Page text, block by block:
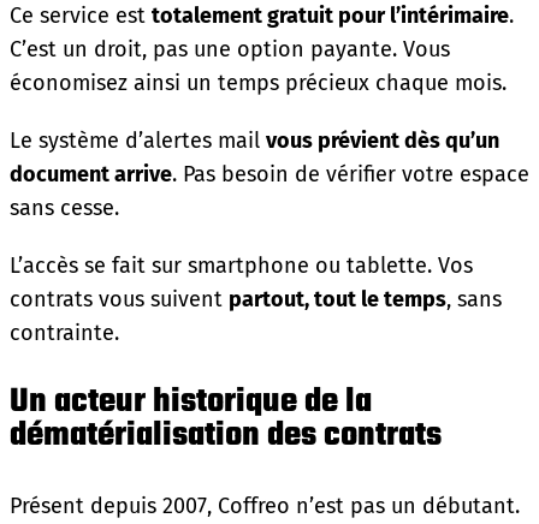
Ce service est totalement gratuit pour l’intérimaire.
C’est un droit, pas une option payante. Vous
économisez ainsi un temps précieux chaque mois.
Le système d’alertes mail vous prévient dès qu’un
document arrive. Pas besoin de vérifier votre espace
sans cesse.
L’accès se fait sur smartphone ou tablette. Vos
contrats vous suivent partout, tout le temps, sans
contrainte.
Un acteur historique de la
dématérialisation des contrats
Présent depuis 2007, Coffreo n’est pas un débutant.